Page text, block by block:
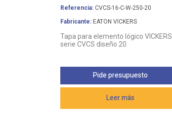
Referencia: CVCS-16-C-W-250-20
Fabricante: EATON VICKERS
Tapa para elemento lógico VICKERS
serie CVCS diseño 20
Leer más
Pide presupuesto